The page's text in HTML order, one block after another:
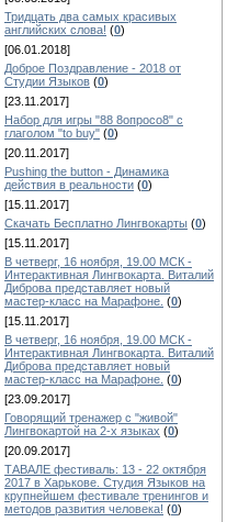
Тридцать два самых красивых
английских слова! (0)
[06.01.2018]
Доброе Поздравление - 2018 от
Студии Языков (0)
[23.11.2017]
Набор для игры "88 8опросо8" с
глаголом "to buy" (0)
[20.11.2017]
Pushing the button - Динамика
действия в реальности (0)
[15.11.2017]
Скачать Бесплатно Лингвокарты (0)
[15.11.2017]
В четверг, 16 ноября, 19.00 МСК -
Интерактивная Лингвокарта. Виталий
Диброва представляет новый
мастер-класс на Марафоне. (0)
[15.11.2017]
В четверг, 16 ноября, 19.00 МСК -
Интерактивная Лингвокарта. Виталий
Диброва представляет новый
мастер-класс на Марафоне. (0)
[23.09.2017]
Говорящий тренажер с "живой"
Лингвокартой на 2-х языках (0)
[20.09.2017]
ТАВАЛЕ фестиваль: 13 - 22 октября
2017 в Харькове. Студия Языков на
крупнейшем фестивале тренингов и
методов развития человека! (0)